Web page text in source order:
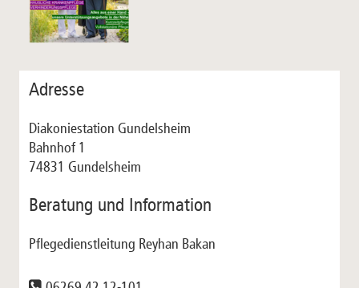
Adresse
Diakoniestation Gundelsheim
Bahnhof 1
74831 Gundelsheim
Beratung und Information
Pflegedienstleitung Reyhan Bakan